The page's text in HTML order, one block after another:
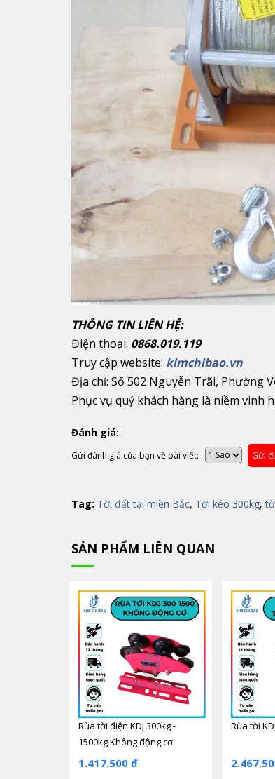
THÔNG TIN LIÊN HỆ:
Điện thoại: 0868.019.119
Truy cập website: kimchibao.vn
Địa chỉ: Số 502 Nguyễn Trãi, Phường
Phục vụ quý khách hàng là niềm vinh
Đánh giá:
Gửi đánh giá của bạn về bài viết: Gửi
Tag: Tời đất tại miền Bắc, Tời kéo 300kg,
SẢN PHẨM LIÊN QUAN
Rùa tời điện KDJ 300kg -
1500kg Không động cơ
1.417.500 đ
Rùa tời